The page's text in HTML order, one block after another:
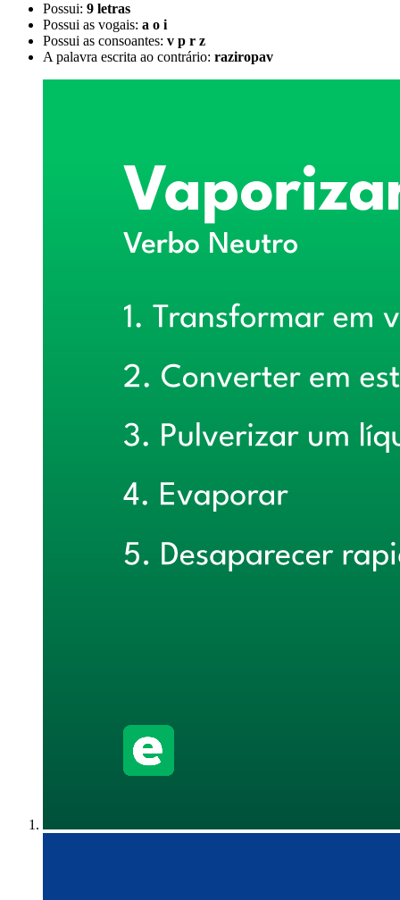
Possui: 9 letras
Possui as vogais: a o i
Possui as consoantes: v p r z
A palavra escrita ao contrário: raziropav